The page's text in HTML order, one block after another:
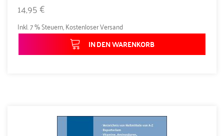
14,95 €
Inkl. 7 % Steuern,Kostenloser Versand
IN DEN WARENKORB